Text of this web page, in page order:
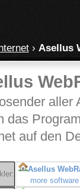
› Asellus
aller
das
auf den
Asellus
more